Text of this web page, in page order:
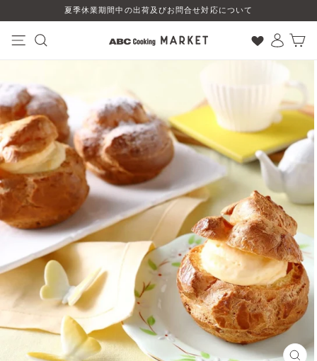
ン
キ
ッ
プ
す
る
夏季休業期間中の出荷及びお問合せ対応について